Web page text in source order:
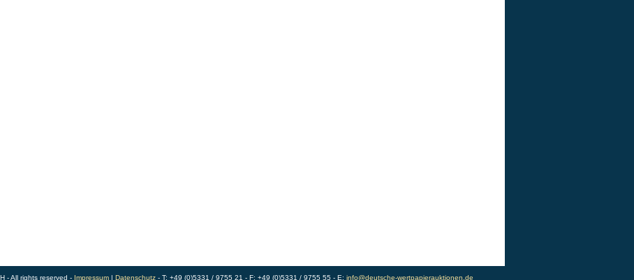
- All rights reserved - Impressum| Datenschutz- T: +49 (0)5331 / 9755 21 - F: +49 (0)5331 / 9755 55 - E: info@deutsche-wertpapierauktionen.de